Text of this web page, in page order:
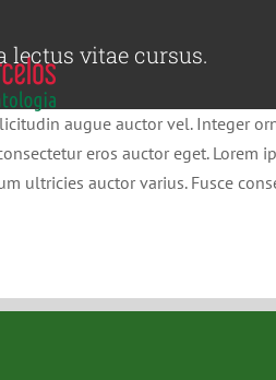
lectus vitae cursus.
augue auctor vel. Integer
eros auctor eget.
ultricies auctor varius. Fusce